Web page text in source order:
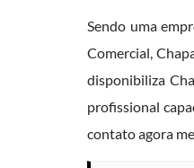
Sendo uma
Comercial,
disponibiliza
profissional
contato agora